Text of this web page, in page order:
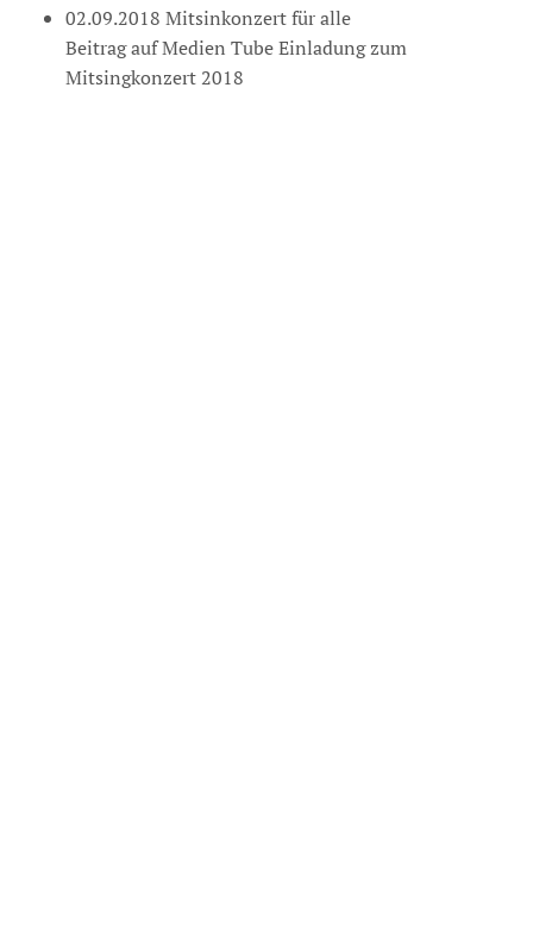
02.09.2018 Mitsinkonzert für alle
Beitrag auf Medien Tube Einladung zum
Mitsingkonzert 2018